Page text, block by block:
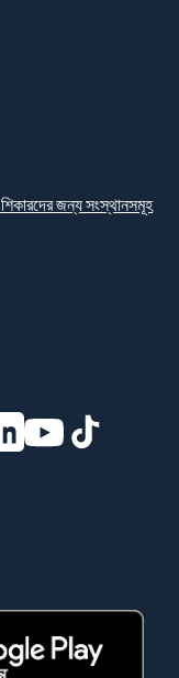
শিকারদের জন্য সংস্থানসমূহ
খুলবে)
উইন্ডোতে খুলবে)
(নতুন উইন্ডোতে খুলবে)
(নতুন উইন্ডোতে খুলবে)